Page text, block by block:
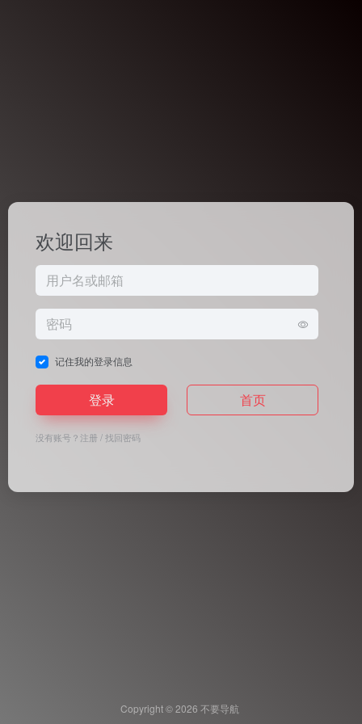
欢迎回来
记住我的登录信息
登录 首页
没有账号？注册 /找回密码
Copyright © 2026 不要导航